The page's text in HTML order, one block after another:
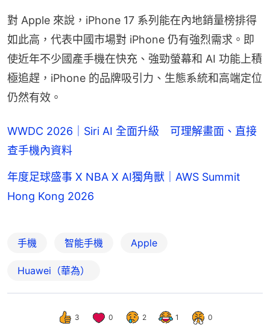
對 Apple 來說，iPhone 17 系列能在內地銷量榜排得
如此高，代表中國市場對 iPhone 仍有強烈需求。即
使近年不少國產手機在快充、強勁螢幕和 AI 功能上積
極追趕，iPhone 的品牌吸引力、生態系統和高端定位
仍然有效。
WWDC 2026｜Siri AI 全面升級 可理解畫面、直接
查手機內資料
年度足球盛事 X NBA X AI獨角獸｜AWS Summit
Hong Kong 2026
手機 智能手機 Apple
Huawei（華為）
3 0 2 1 0